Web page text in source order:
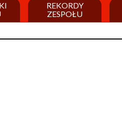
REKORDY
ZESPOŁU